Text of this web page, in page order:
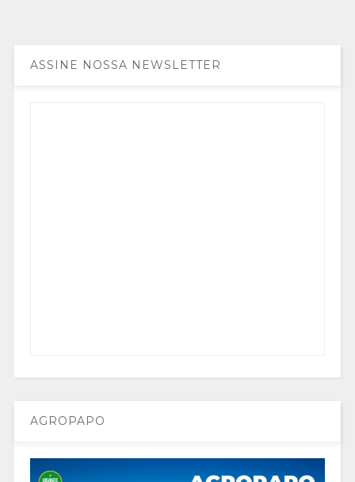
ASSINE NOSSA NEWSLETTER
AGROPAPO